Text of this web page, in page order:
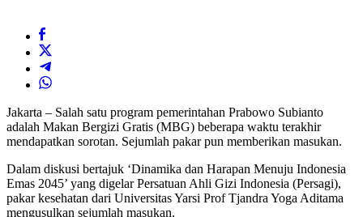
Jakarta – Salah satu program pemerintahan Prabowo Subianto
adalah Makan Bergizi Gratis (MBG) beberapa waktu terakhir
mendapatkan sorotan. Sejumlah pakar pun memberikan masukan.
Dalam diskusi bertajuk ‘Dinamika dan Harapan Menuju Indonesia
Emas 2045’ yang digelar Persatuan Ahli Gizi Indonesia (Persagi),
pakar kesehatan dari Universitas Yarsi Prof Tjandra Yoga Aditama
mengusulkan sejumlah masukan.